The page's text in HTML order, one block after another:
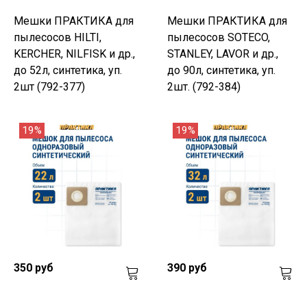
Мешки ПРАКТИКА для
пылесосов HILTI,
KERCHER, NILFISK и др.,
до 52л, синтетика, уп.
2шт (792-377)
Мешки ПРАКТИКА для
пылесосов SOTECO,
STANLEY, LAVOR и др.,
до 90л, синтетика, уп.
2шт. (792-384)
19%
350 руб
19%
390 руб